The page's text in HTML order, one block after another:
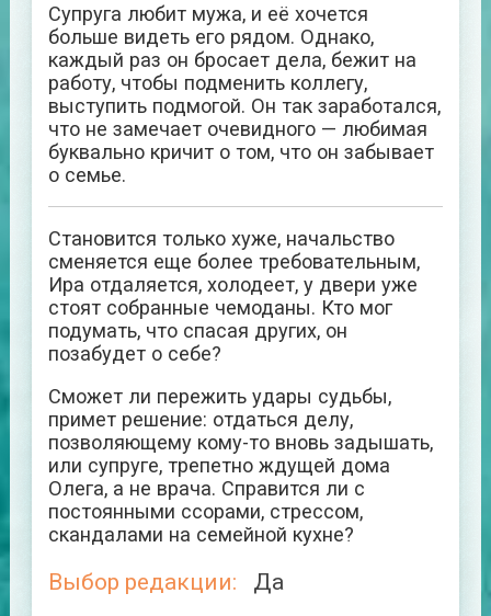
Супруга любит мужа, и её хочется
больше видеть его рядом. Однако,
каждый раз он бросает дела, бежит на
работу, чтобы подменить коллегу,
выступить подмогой. Он так заработался,
что не замечает очевидного — любимая
буквально кричит о том, что он забывает
о семье.
Становится только хуже, начальство
сменяется еще более требовательным,
Ира отдаляется, холодеет, у двери уже
стоят собранные чемоданы. Кто мог
подумать, что спасая других, он
позабудет о себе?
Сможет ли пережить удары судьбы,
примет решение: отдаться делу,
позволяющему кому-то вновь задышать,
или супруге, трепетно ждущей дома
Олега, а не врача. Справится ли с
постоянными ссорами, стрессом,
скандалами на семейной кухне?
Выбор редакции: Да